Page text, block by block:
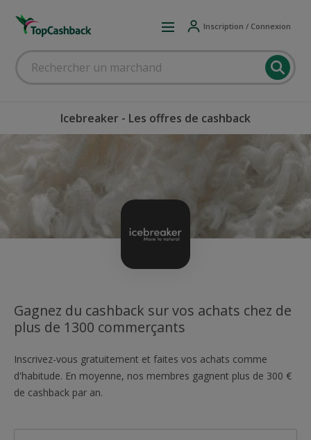
Inscription / Connexion
Icebreaker - Les offres de cashback
Gagnez du cashback sur vos achats chez de
plus de 1300 commerçants
Inscrivez-vous gratuitement et faites vos achats comme
d'habitude. En moyenne, nos membres gagnent plus de 300 €
de cashback par an.